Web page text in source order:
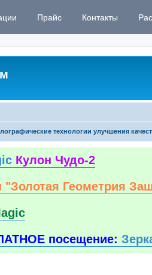
Прайс Контакты
технологии улучшения
Кулон Чудо-2
"Золотая Геометрия
посещение: